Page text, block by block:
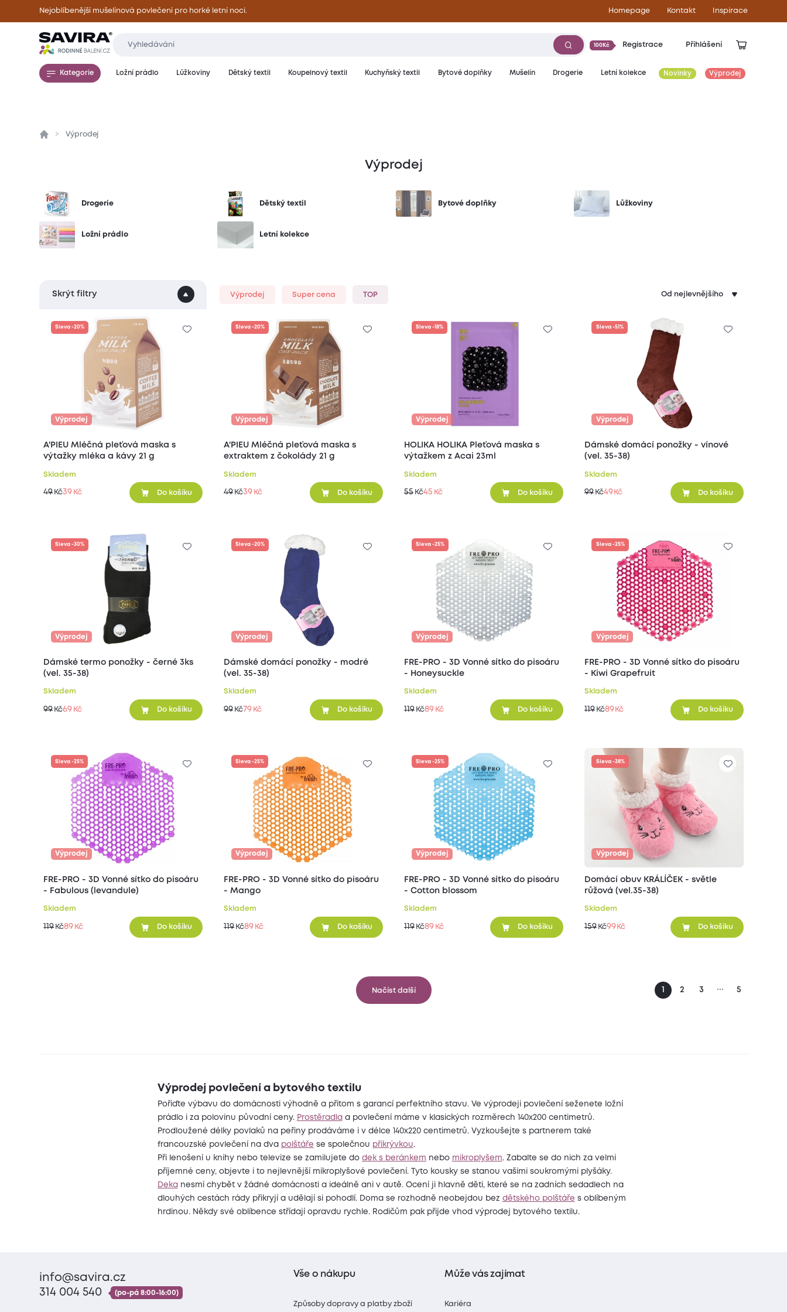
Nejoblíbenější mušelínová povlečení pro horké letní noci. Homepage Kontakt Inspirace
100Kč Registrace Přihlášení
Kategorie Ložní prádlo Lůžkoviny Dětský textil Koupelnový textil Kuchyňský textil Bytové doplňky Mušelín Drogerie Letní kolekce Novinky Výprodej
Výprodej
Výprodej
Drogerie Dětský textil Bytové doplňky Lůžkoviny
Ložní prádlo Letní kolekce
Skrýt filtry Výprodej Super cena TOP
Výprodej
A'PIEU Mléčná pleťová maska s
výtažky mléka a kávy 21 g
Skladem
Sleva -20%
49 Kč39 Kč Do košíku
Výprodej
A'PIEU Mléčná pleťová maska s
extraktem z čokolády 21 g
Skladem
Sleva -20%
49 Kč39 Kč Do košíku
Výprodej
HOLIKA HOLIKA Pleťová maska s
výtažkem z Acai 23ml
Skladem
Sleva -18%
55 Kč45 Kč Do košíku
Výprodej
Dámské domácí ponožky - vínové
(vel. 35-38)
Skladem
Sleva -51%
99 Kč49 Kč Do košíku
Výprodej
Dámské termo ponožky - černé 3ks
(vel. 35-38)
Skladem
Sleva -30%
99 Kč69 Kč Do košíku
Výprodej
Dámské domácí ponožky - modré
(vel. 35-38)
Skladem
Sleva -20%
99 Kč79 Kč Do košíku
Výprodej
FRE-PRO - 3D Vonné sítko do pisoáru
- Honeysuckle
Skladem
Sleva -25%
119 Kč89 Kč Do košíku
Výprodej
FRE-PRO - 3D Vonné sítko do pisoáru
- Kiwi Grapefruit
Skladem
Sleva -25%
119 Kč89 Kč Do košíku
Výprodej
FRE-PRO - 3D Vonné sítko do pisoáru
- Fabulous (levandule)
Skladem
Sleva -25%
119 Kč89 Kč Do košíku
Výprodej
FRE-PRO - 3D Vonné sítko do pisoáru
- Mango
Skladem
Sleva -25%
119 Kč89 Kč Do košíku
Výprodej
FRE-PRO - 3D Vonné sítko do pisoáru
- Cotton blossom
Skladem
Sleva -25%
119 Kč89 Kč Do košíku
Výprodej
Domácí obuv KRÁLÍČEK - světle
růžová (vel.35-38)
Skladem
Sleva -38%
159 Kč99 Kč Do košíku
Načíst další 2 3 ... 5
Výprodej povlečení a bytového textilu
Pořiďte výbavu do domácnosti výhodně a přitom s garancí perfektního stavu. Ve výprodeji povlečení seženete ložní
prádlo i za polovinu původní ceny. Prostěradlaa povlečení máme v klasických rozměrech 140x200 centimetrů.
Prodloužené délky povlaků na peřiny prodáváme i v délce 140x220 centimetrů. Vyzkoušejte s partnerem také
francouzské povlečení na dva polštáře se společnou přikrývkou.
Při lenošení u knihy nebo televize se zamilujete do dek s beránkem nebo mikroplyšem. Zabalte se do nich za velmi
příjemné ceny, objevte i to nejlevnější mikroplyšové povlečení. Tyto kousky se stanou vašimi soukromými plyšáky.
Dekanesmí chybět v žádné domácnosti a ideálně ani v autě. Ocení ji hlavně děti, které se na zadních sedadlech na
dlouhých cestách rády přikryjí a udělají si pohodlí. Doma se rozhodně neobejdou bez dětského polštáře s oblíbeným
hrdinou. Někdy své oblíbence střídají opravdu rychle. Rodičům pak přijde vhod výprodej bytového textilu.
info@savira.cz
314 004 540
(po-pá 8:00-16:00)
Vše o nákupu
Způsoby dopravy a platby zboží
Může vás zajímat
Kariéra